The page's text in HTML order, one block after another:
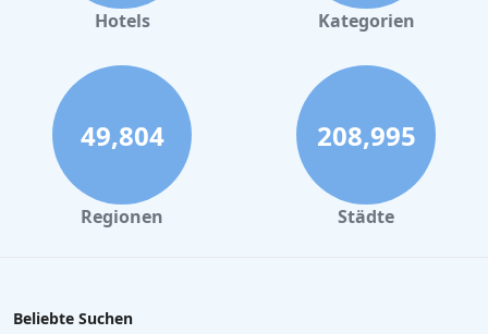
Hotels in Büsum
Hotels im Allgäu
Hotels in Oberhausen
Hotels in Marsa Alam
Hotels in Darmstadt
Hotels in Sölden
Hotels Kategorien
49,804
Regionen
208,995
Städte
Beliebte Suchen